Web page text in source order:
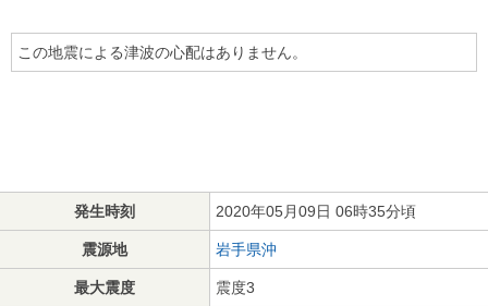
この地震による津波の心配はありません。
発生時刻 2020年05月09日 06時35分頃
震源地 岩手県沖
最大震度 震度3